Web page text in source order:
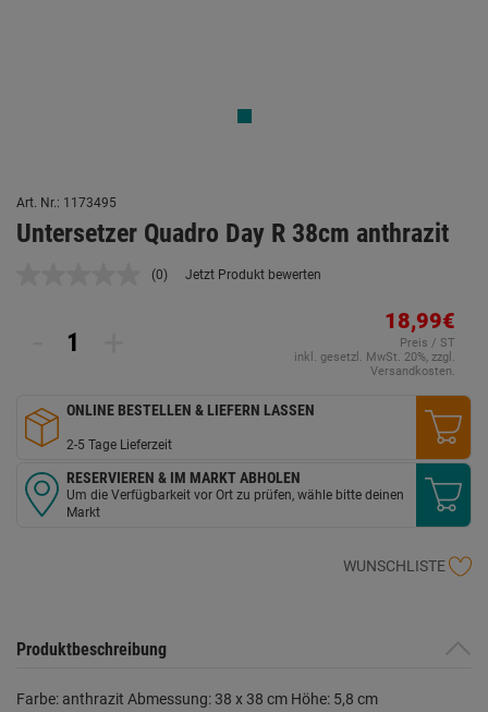
Art. Nr.: 1173495
Untersetzer Quadro Day R 38cm anthrazit
Kein
(0) Jetzt Produkt bewerten
18,99€
Preis / ST
inkl. gesetzl. MwSt. 20%, zzgl.
Versandkosten.
ONLINE BESTELLEN & LIEFERN LASSEN
2-5 Tage Lieferzeit
RESERVIEREN & IM MARKT ABHOLEN
Um die Verfügbarkeit vor Ort zu prüfen, wähle bitte deinen
Markt
WUNSCHLISTE
Produktbeschreibung
Farbe: anthrazit Abmessung: 38 x 38 cm Höhe: 5,8 cm